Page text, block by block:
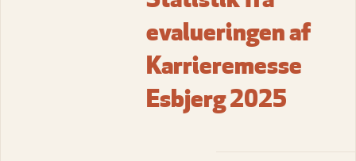
evalueringen af
Karrieremesse
Esbjerg 2025